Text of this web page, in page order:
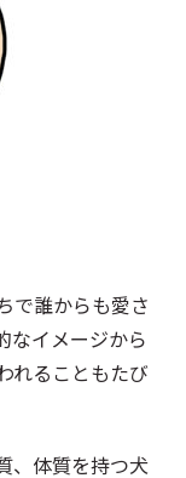
で誰からも愛さ
なイメージから
れることもたび
、体質を持つ犬